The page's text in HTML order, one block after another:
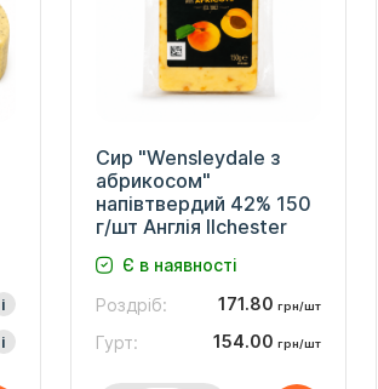
i
i
Сир "Wensleydale з
абрикосом"
напівтвердий 42% 150
г/шт Англія Ilchester
Є в наявності
Роздріб:
171.80 грн/шт
Гурт: 154.00 грн/шт